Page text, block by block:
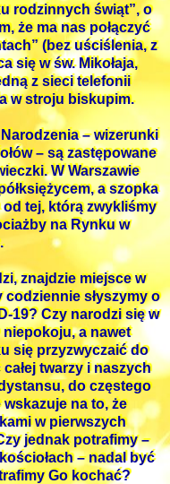
rodzinnych świąt”, o
że ma nas połączyć
(bez uściślenia, z
się w św. Mikołaja,
z sieci telefonii
w stroju biskupim.
– wizerunki
– są zastępowane
W Warszawie
a szopka
od tej, którą zwykliśmy
na Rynku w
znajdzie miejsce w
słyszymy o
19? Czy narodzi się w
a nawet
się przyzwyczaić do
twarzy i naszych
do częstego
na to, że
w pierwszych
jednak potrafimy –
– nadal być
Go kochać?